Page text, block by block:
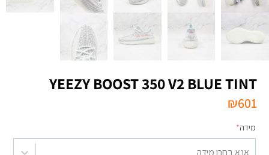
YEEZY BOOST 350 V2 BLUE TINT
₪601
מידה*